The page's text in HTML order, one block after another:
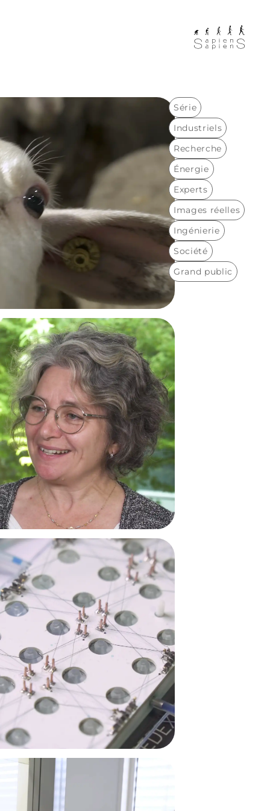
Série
Industriels
Recherche
Énergie
Experts
Images réelles
Ingénierie
Société
Grand public